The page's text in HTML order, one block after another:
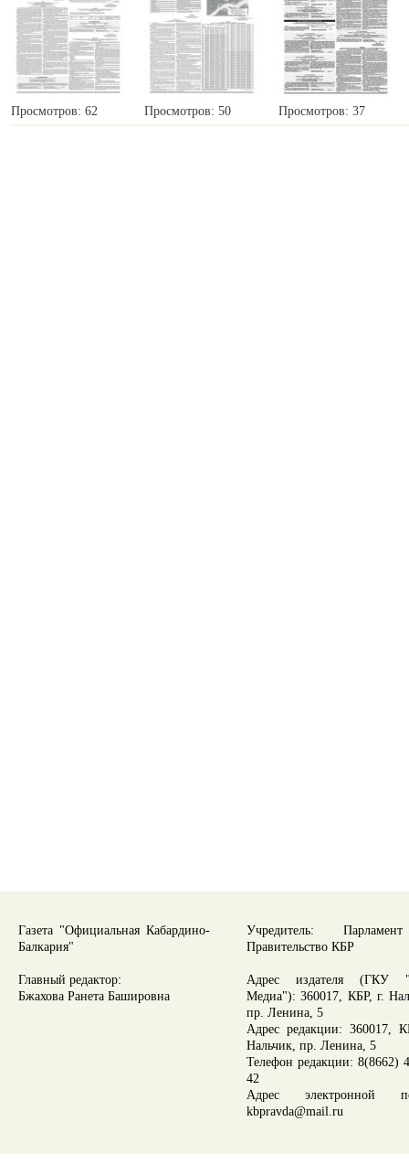
Просмотров: 62 Просмотров: 50 Просмотров: 37
Газета "Официальная Кабардино-
Балкария"
Главный редактор:
Бжахова Ранета Башировна
Учредитель:
Правительство КБР
Адрес издателя (ГКУ
Медиа"): 360017, КБР, г.
пр. Ленина, 5
Адрес редакции: 360017,
Нальчик, пр. Ленина, 5
Телефон редакции: 8(8662)
42
Адрес электронной
kbpravda@mail.ru